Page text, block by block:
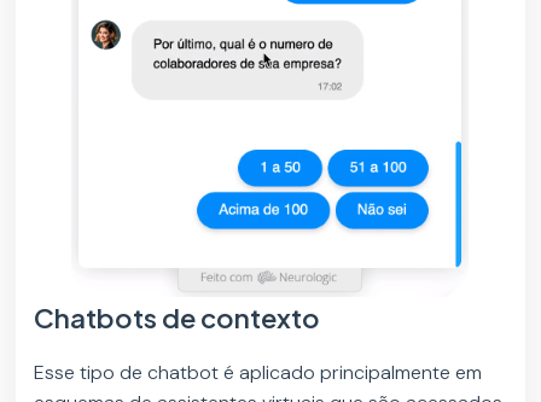
Chatbots de contexto
Esse tipo de chatbot é aplicado principalmente em